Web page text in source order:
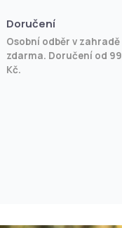
Doručení
Osobní odběr v zahradě
zdarma. Doručení od 99
Kč.